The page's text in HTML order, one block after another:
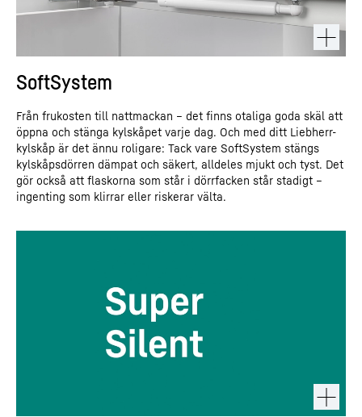
SoftSystem
Från frukosten till nattmackan – det finns otaliga goda skäl att
öppna och stänga kylskåpet varje dag. Och med ditt Liebherr-
kylskåp är det ännu roligare: Tack vare SoftSystem stängs
kylskåpsdörren dämpat och säkert, alldeles mjukt och tyst. Det
gör också att flaskorna som står i dörrfacken står stadigt –
ingenting som klirrar eller riskerar välta.